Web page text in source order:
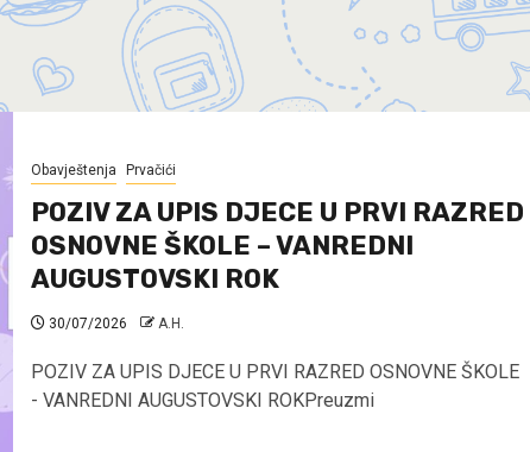
Obavještenja Prvačići
POZIV ZA UPIS DJECE U PRVI RAZRED
OSNOVNE ŠKOLE – VANREDNI
AUGUSTOVSKI ROK
30/07/2026 A.H.
POZIV ZA UPIS DJECE U PRVI RAZRED OSNOVNE ŠKOLE
- VANREDNI AUGUSTOVSKI ROKPreuzmi